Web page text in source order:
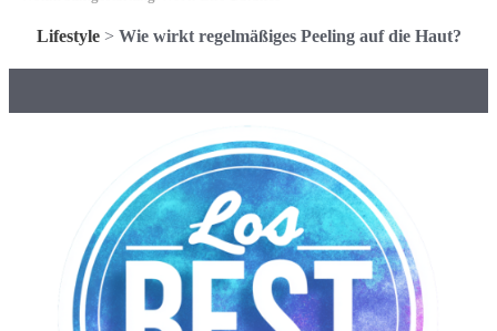
Lifestyle> Wie wirkt regelmäßiges Peeling auf die Haut?